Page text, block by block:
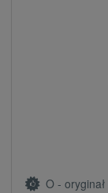
O -